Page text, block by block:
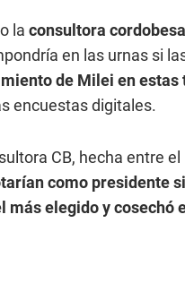
la consultora
en las urnas si
de Milei en estas
encuestas digitales.
CB, hecha entre
como presidente
más elegido y cosechó